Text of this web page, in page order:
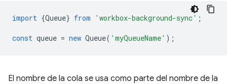
import {Queue} from 'workbox-background-sync' ;
const queue = new Queue( 'myQueueName' );
El nombre de la cola se usa como parte del nombre de la